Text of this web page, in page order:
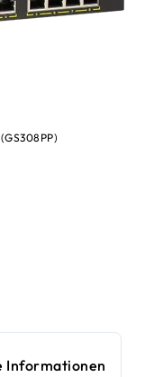
Switch mit 8
Informationen